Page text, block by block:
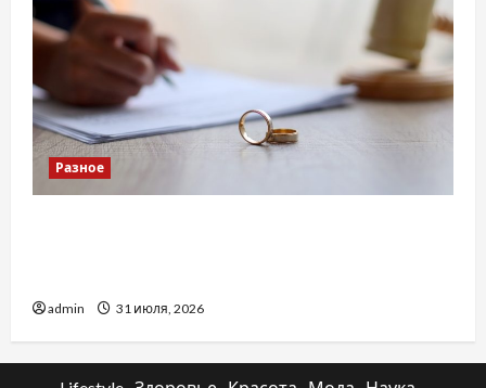
Разное
admin 31 июля, 2026